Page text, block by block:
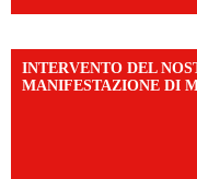
INTERVENTO DEL
MANIFESTAZIONE DI